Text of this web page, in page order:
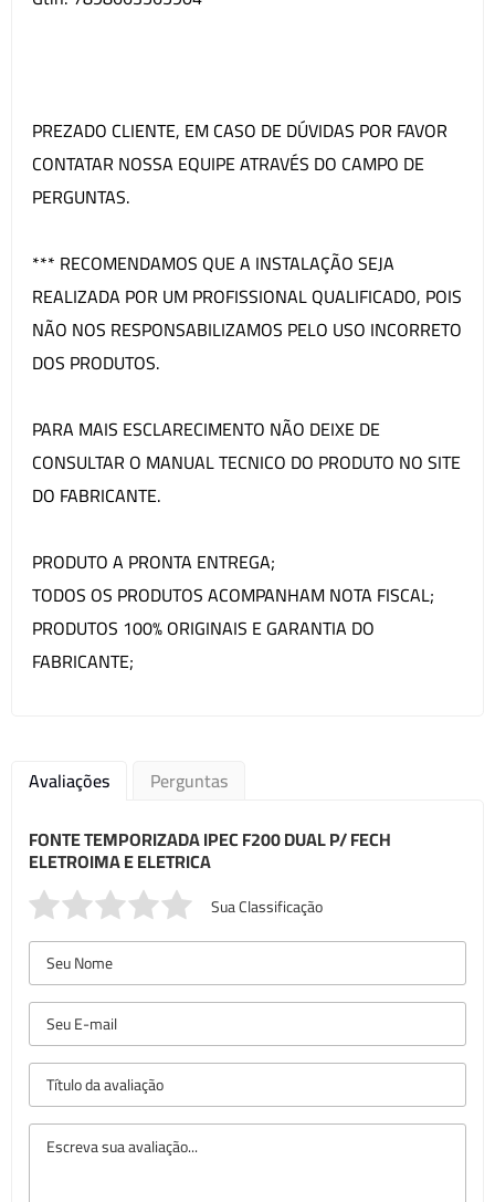
PREZADO CLIENTE, EM CASO DE DÚVIDAS POR FAVOR
CONTATAR NOSSA EQUIPE ATRAVÉS DO CAMPO DE
PERGUNTAS.
*** RECOMENDAMOS QUE A INSTALAÇÃO SEJA
REALIZADA POR UM PROFISSIONAL QUALIFICADO, POIS
NÃO NOS RESPONSABILIZAMOS PELO USO INCORRETO
DOS PRODUTOS.
PARA MAIS ESCLARECIMENTO NÃO DEIXE DE
CONSULTAR O MANUAL TECNICO DO PRODUTO NO SITE
DO FABRICANTE.
PRODUTO A PRONTA ENTREGA;
TODOS OS PRODUTOS ACOMPANHAM NOTA FISCAL;
PRODUTOS 100% ORIGINAIS E GARANTIA DO
FABRICANTE;
Avaliações
Perguntas
FONTE TEMPORIZADA IPEC F200 DUAL P/ FECH
ELETROIMA E ELETRICA
Sua Classificação